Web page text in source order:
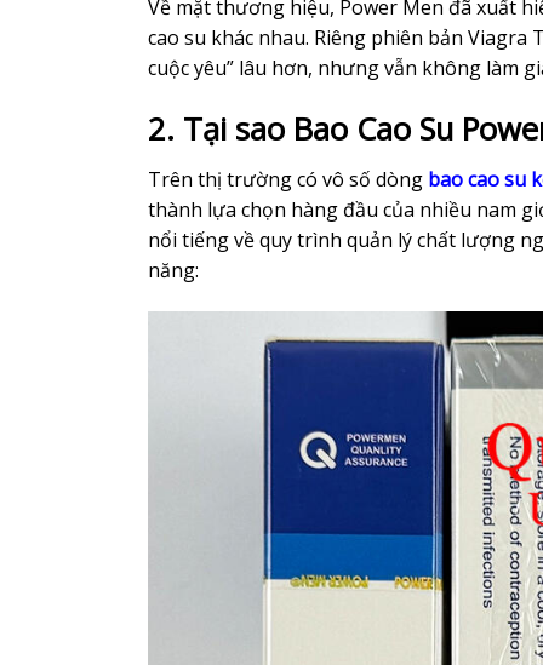
Về mặt thương hiệu, Power Men đã xuất
cao su khác nhau. Riêng phiên bản
cuộc yêu” lâu hơn, nhưng vẫn không làm
2. Tại sao Bao Cao Su
Trên thị trường có vô số dòng bao cao su
thành lựa chọn hàng đầu của nhiều nam
nổi tiếng về quy trình quản lý chất lượng
năng: